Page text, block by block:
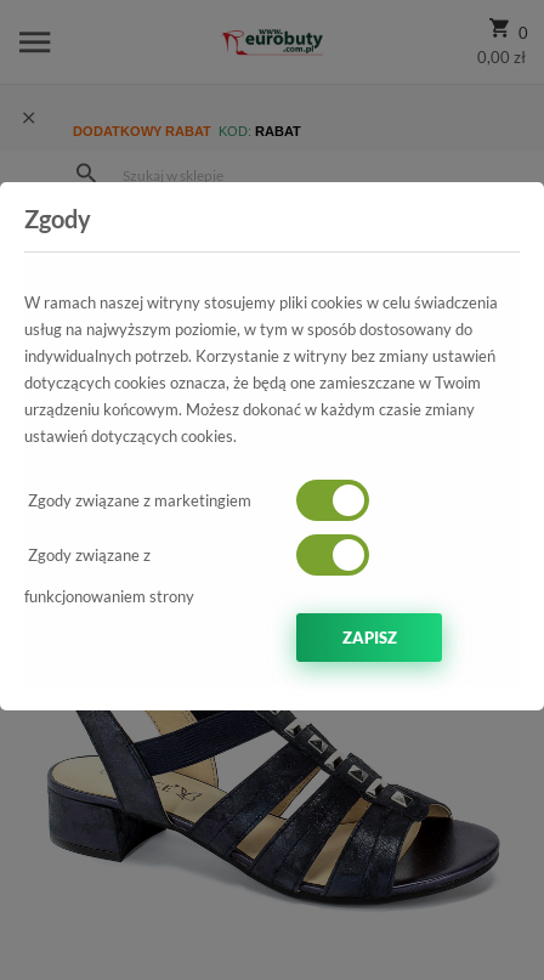
0
0,00 zł
DODATKOWY RABAT KOD: RABAT
Damskie
Sandały
Wszystkie produkty
9-28204-22 862 Ocean Shin.Sue
Zgody
W ramach naszej witryny stosujemy pliki cookies w celu świadczenia
usług na najwyższym poziomie, w tym w sposób dostosowany do
indywidualnych potrzeb. Korzystanie z witryny bez zmiany ustawień
dotyczących cookies oznacza, że będą one zamieszczane w Twoim
urządzeniu końcowym. Możesz dokonać w każdym czasie zmiany
ustawień dotyczących cookies.
Zgody związane z marketingiem
Zgody związane z
funkcjonowaniem strony
ZAPISZ